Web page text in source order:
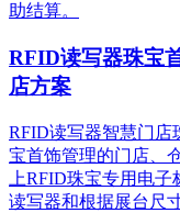
助结算。
RFID读写器珠宝
店方案
RFID读写器智慧门店
宝首饰管理的门店、
上RFID珠宝专用电
读写器和根据展台尺